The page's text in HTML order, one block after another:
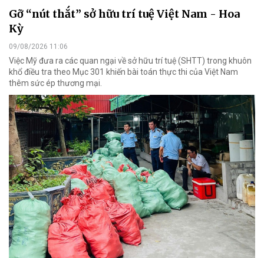
Gỡ “nút thắt” sở hữu trí tuệ Việt Nam - Hoa
Kỳ
09/08/2026 11:06
Việc Mỹ đưa ra các quan ngại về sở hữu trí tuệ (SHTT) trong khuôn
khổ điều tra theo Mục 301 khiến bài toán thực thi của Việt Nam
thêm sức ép thương mại.